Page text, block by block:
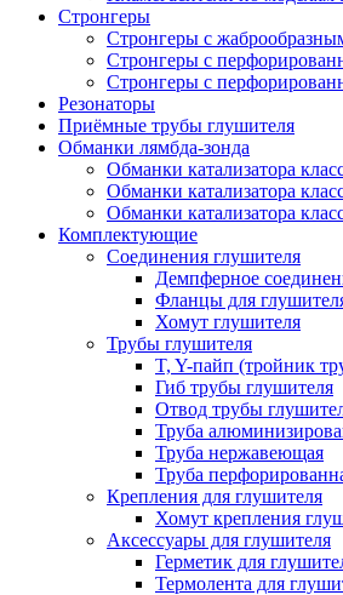
Стронгеры
Стронгеры с
Стронгеры с
Стронгеры с
Резонаторы
Приёмные трубы глушителя
Обманки лямбда-зонда
Обманки катализатора
Обманки катализатора
Обманки катализатора
Комплектующие
Соединения глушителя
Демпферное
Фланцы для
Хомут глушителя
Трубы глушителя
T, Y-пайп (тройник
Гиб трубы глушителя
Отвод трубы
Труба
Труба нержавеющая
Труба
Крепления для глушителя
Хомут крепления
Аксессуары для глушителя
Герметик для
Термолента для